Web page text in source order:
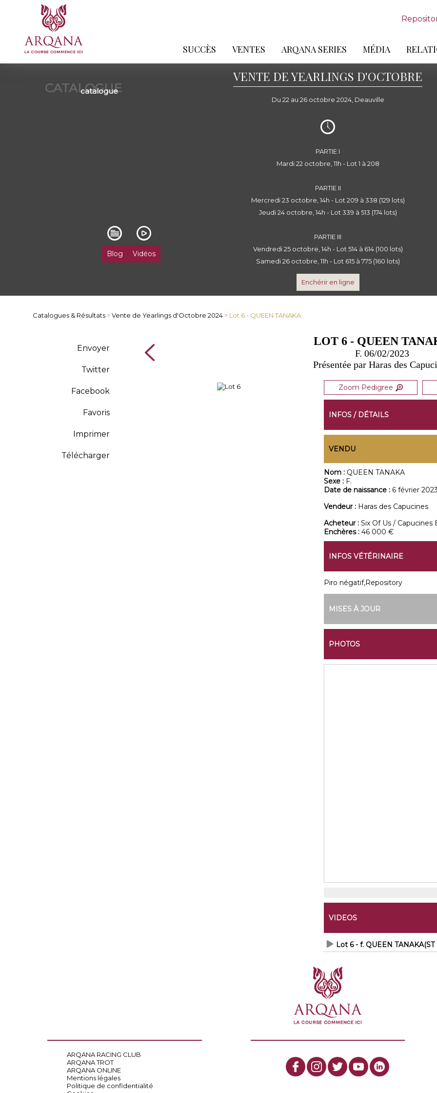
SUCCÈS VENTES ARQANA SERIES MÉDIA
CATALOGUE
catalogue
VENTE DE YEARLINGS D'OCTOBRE
Du 22 au 26 octobre 2024, Deauville
Blog Vidéos
PARTIE I
Mardi 22 octobre, 11h - Lot 1 à 208
PARTIE II
Mercredi 23 octobre, 14h - Lot 209 à 338 (129 lots)
Jeudi 24 octobre, 14h - Lot 339 à 513 (174 lots)
PARTIE III
Vendredi 25 octobre, 14h - Lot 514 à 614 (100 lots)
Samedi 26 octobre, 11h - Lot 615 à 775 (160 lots)
Enchérir en ligne
Catalogues & Résultats >Vente de Yearlings d'Octobre 2024 > Lot 6 - QUEEN TANAKA
Envoyer
Twitter
Facebook
Favoris
Imprimer
Télécharger
LOT 6 - QUEEN
F. 06/02/2023
Présentée par Haras des
Zoom Pedigree
INFOS / DÉTAILS
VENDU
Nom : QUEEN TANAKA
Sexe : F.
Date de naissance : 6 février 2023
Vendeur : Haras des Capucines
Acheteur : Six Of Us / Capucines
Enchères : 46 000 €
INFOS VÉTÉRINAIRE
Piro négatif,Repository
MISES À JOUR
PHOTOS
VIDEOS
Lot 6 - f. QUEEN
ARQANA RACING CLUB
ARQANA TROT
ARQANA ONLINE
Mentions légales
Politique de confidentialité